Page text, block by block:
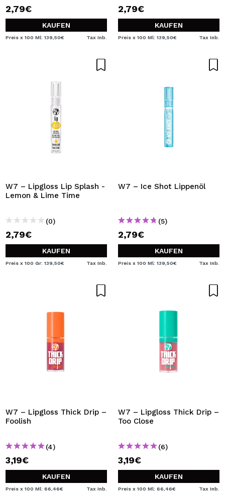
2,79€
KAUFEN
Preis x 100 Ml: 139,50€ Tax Inb.
2,79€
KAUFEN
Preis x 100 Ml: 139,50€ Tax Inb.
W7 – Lipgloss Lip Splash -
Lemon & Lime Time
(0)
2,79€
KAUFEN
Preis x 100 Gr: 139,50€ Tax Inb.
W7 – Ice Shot Lippenöl
(5)
2,79€
KAUFEN
Preis x 100 Ml: 139,50€ Tax Inb.
W7 – Lipgloss Thick Drip –
Foolish
(4)
3,19€
KAUFEN
Preis x 100 Ml: 66,46€ Tax Inb.
W7 – Lipgloss Thick Drip –
Too Close
(6)
3,19€
KAUFEN
Preis x 100 Ml: 66,46€ Tax Inb.